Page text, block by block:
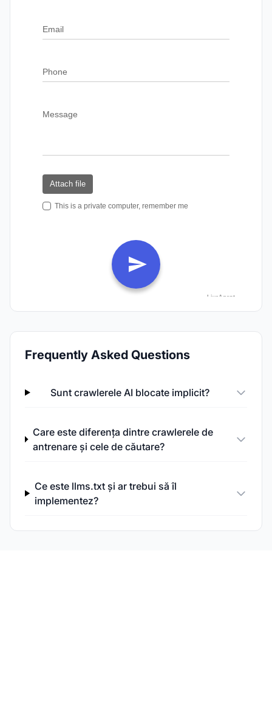
Frequently Asked Questions
Sunt crawlerele AI blocate implicit?
Care este diferența dintre crawlerele de
antrenare și cele de căutare?
Ce este llms.txt și ar trebui să îl
implementez?